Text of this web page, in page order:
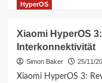
Top
3
Smartphones
Januar
HyperOS
Xiaomi HyperOS
Interkonnektivität
Simon Baker 25/11/
Xiaomi HyperOS 3: